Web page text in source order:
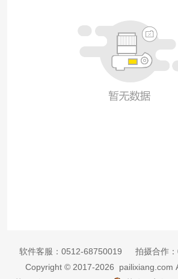
软件客服： 0512-68750019 拍摄合作：
Copyright © 2017-2026 pailixiang.com